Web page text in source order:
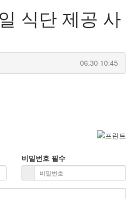
식단 제공 사
06.30 10:45
비밀번호 필수